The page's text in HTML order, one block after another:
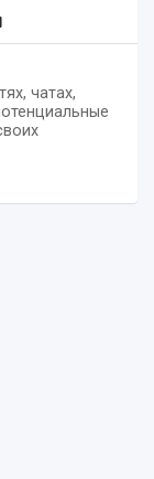
чатах,